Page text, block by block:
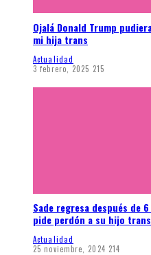
Ojalá Donald Trump
mi hija trans
Actualidad
3 febrero, 2025 215
Sade regresa después de
pide perdón a su hijo trans
Actualidad
25 noviembre, 2024 214